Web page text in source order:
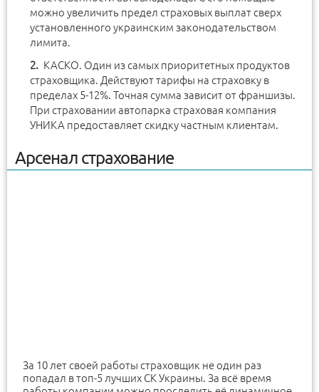
можно увеличить предел страховых выплат сверх
установленного украинским законодательством
лимита.
КАСКО. Один из самых приоритетных продуктов
страховщика. Действуют тарифы на страховку в
пределах 5-12%. Точная сумма зависит от франшизы.
При страховании автопарка страховая компания
УНИКА предоставляет скидку частным клиентам.
Арсенал страхование
За 10 лет своей работы страховщик не один раз
попадал в топ-5 лучших СК Украины. За всё время